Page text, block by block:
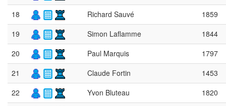
18
Richard Sauvé
1859
19
Simon Laflamme
1844
20
Paul Marquis
1797
21
Claude Fortin
1453
22
Yvon Bluteau
1820